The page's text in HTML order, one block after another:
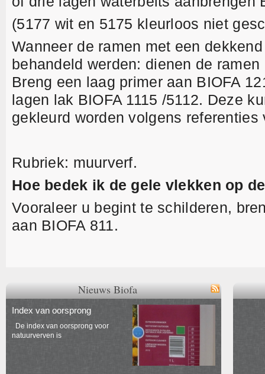
(5177 wit en 5175 kleurloos niet
Wanneer de ramen met een
behandeld werden: dienen de
Breng een laag primer aan BIOFA
lagen lak BIOFA 1115 /5112. Deze
gekleurd worden volgens referenties
Rubriek: muurverf.
Hoe bedek ik de gele vlekken op
Vooraleer u begint te schilderen,
aan BIOFA 811.
Nieuws Biofa
Index van oorsprong
De index van oorsprong voor
natuurverven is